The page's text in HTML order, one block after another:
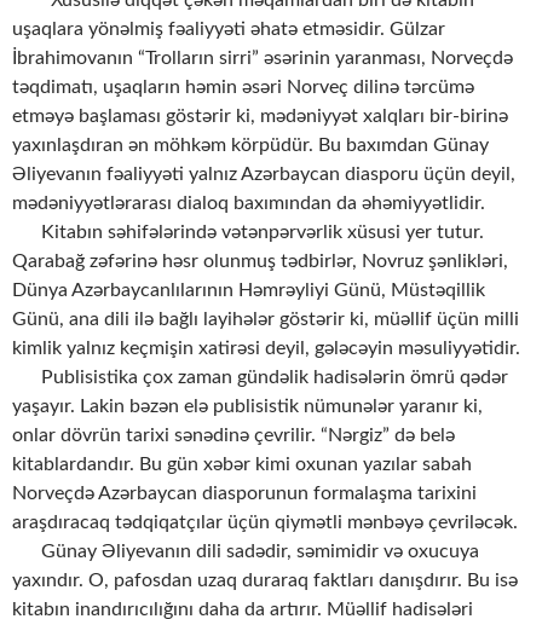
uşaqlara yönəlmiş fəaliyyəti əhatə etməsidir. Gülzar
İbrahimovanın “Trolların sirri” əsərinin yaranması, Norveçdə
təqdimatı, uşaqların həmin əsəri Norveç dilinə tərcümə
etməyə başlaması göstərir ki, mədəniyyət xalqları bir-birinə
yaxınlaşdıran ən möhkəm körpüdür. Bu baxımdan Günay
Əliyevanın fəaliyyəti yalnız Azərbaycan diasporu üçün deyil,
mədəniyyətlərarası dialoq baxımından da əhəmiyyətlidir.
Kitabın səhifələrində vətənpərvərlik xüsusi yer tutur.
Qarabağ zəfərinə həsr olunmuş tədbirlər, Novruz şənlikləri,
Dünya Azərbaycanlılarının Həmrəyliyi Günü, Müstəqillik
Günü, ana dili ilə bağlı layihələr göstərir ki, müəllif üçün milli
kimlik yalnız keçmişin xatirəsi deyil, gələcəyin məsuliyyətidir.
Publisistika çox zaman gündəlik hadisələrin ömrü qədər
yaşayır. Lakin bəzən elə publisistik nümunələr yaranır ki,
onlar dövrün tarixi sənədinə çevrilir. “Nərgiz” də belə
kitablardandır. Bu gün xəbər kimi oxunan yazılar sabah
Norveçdə Azərbaycan diasporunun formalaşma tarixini
araşdıracaq tədqiqatçılar üçün qiymətli mənbəyə çevriləcək.
Günay Əliyevanın dili sadədir, səmimidir və oxucuya
yaxındır. O, pafosdan uzaq duraraq faktları danışdırır. Bu isə
kitabın inandırıcılığını daha da artırır. Müəllif hadisələri